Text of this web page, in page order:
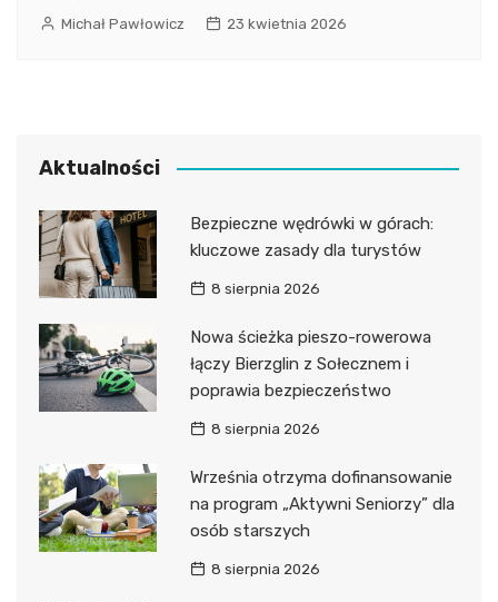
Michał Pawłowicz 23 kwietnia 2026
Aktualności
Bezpieczne wędrówki w górach:
kluczowe zasady dla turystów
8 sierpnia 2026
Nowa ścieżka pieszo-rowerowa
łączy Bierzglin z Sołecznem i
poprawia bezpieczeństwo
8 sierpnia 2026
Września otrzyma dofinansowanie
na program „Aktywni Seniorzy” dla
osób starszych
8 sierpnia 2026